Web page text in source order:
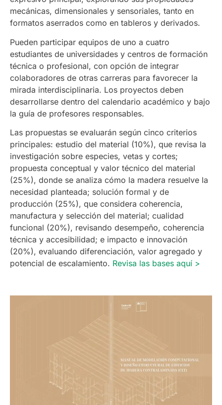
mecánicas, dimensionales y sensoriales, tanto en
formatos aserrados como en tableros y derivados.
Pueden participar equipos de uno a cuatro
estudiantes de universidades y centros de formación
técnica o profesional, con opción de integrar
colaboradores de otras carreras para favorecer la
mirada interdisciplinaria. Los proyectos deben
desarrollarse dentro del calendario académico y bajo
la guía de profesores responsables.
Las propuestas se evaluarán según cinco criterios
principales: estudio del material (10%), que revisa la
investigación sobre especies, vetas y cortes;
propuesta conceptual y valor técnico del material
(25%), donde se analiza cómo la madera resuelve la
necesidad planteada; solución formal y de
producción (25%), que considera coherencia,
manufactura y selección del material; cualidad
funcional (20%), revisando desempeño, coherencia
técnica y accesibilidad; e impacto e innovación
(20%), evaluando diferenciación, valor agregado y
potencial de escalamiento. Revisa las bases aquí >